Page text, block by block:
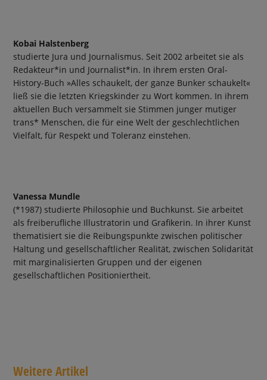
Kobai Halstenberg
studierte Jura und Journalismus. Seit 2002 arbeitet sie als
Redakteur*in und Journalist*in. In ihrem ersten Oral-
History-Buch »Alles schaukelt, der ganze Bunker schaukelt«
ließ sie die letzten Kriegskinder zu Wort kommen. In ihrem
aktuellen Buch versammelt sie Stimmen junger mutiger
trans* Menschen, die für eine Welt der geschlechtlichen
Vielfalt, für Respekt und Toleranz einstehen.
Vanessa Mundle
(*1987) studierte Philosophie und Buchkunst. Sie arbeitet
als freiberufliche Illustratorin und Grafikerin. In ihrer Kunst
thematisiert sie die Reibungspunkte zwischen politischer
Haltung und gesellschaftlicher Realität, zwischen Solidarität
mit marginalisierten Gruppen und der eigenen
gesellschaftlichen Positioniertheit.
Weitere Artikel